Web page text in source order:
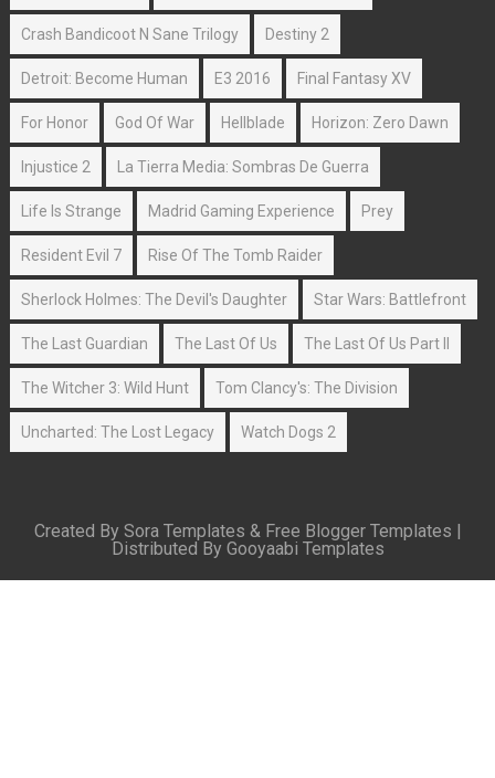
Crash Bandicoot N Sane Trilogy Destiny 2
Detroit: Become Human E3 2016 Final Fantasy XV
For Honor God Of War Hellblade Horizon: Zero Dawn
Injustice 2 La Tierra Media: Sombras De Guerra
Life Is Strange Madrid Gaming Experience Prey
Resident Evil 7 Rise Of The Tomb Raider
Sherlock Holmes: The Devil's Daughter Star Wars: Battlefront
The Last Guardian The Last Of Us The Last Of Us Part II
The Witcher 3: Wild Hunt Tom Clancy's: The Division
Uncharted: The Lost Legacy Watch Dogs 2
Created By Sora Templates & Free Blogger Templates |
Distributed By Gooyaabi Templates